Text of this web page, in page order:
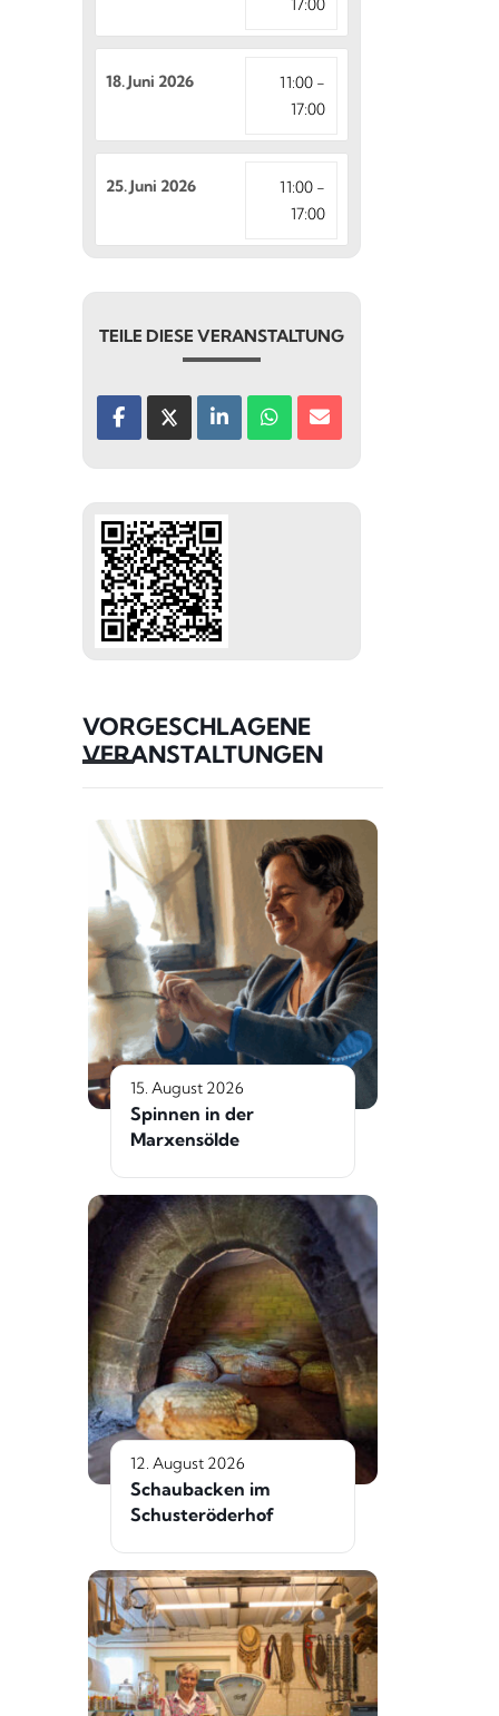
17:00
18. Juni 2026
11:00 -
17:00
25. Juni 2026
11:00 -
17:00
TEILE DIESE VERANSTALTUNG
VORGESCHLAGENE
VERANSTALTUNGEN
15. August 2026
Spinnen in der
Marxensölde
12. August 2026
Schaubacken im
Schusteröderhof